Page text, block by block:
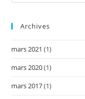
Archives
mars 2021 (1)
mars 2020(1)
mars 2017(1)